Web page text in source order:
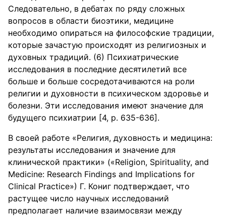
Следовательно, в дебатах по ряду сложных
вопросов в области биоэтики, медицине
необходимо опираться на философские традиции,
которые зачастую происходят из религиозных и
духовных традиций. (6) Психиатрические
исследования в последние десятилетий все
больше и больше сосредотачиваются на роли
религии и духовности в психическом здоровье и
болезни. Эти исследования имеют значение для
будущего психиатрии [4, р. 635-636].
В своей работе «Религия, духовность и медицина:
результаты исследования и значение для
клинической практики» («Religion, Spirituality, and
Medicine: Research Findings and Implications for
Clinical Practice») Г. Кониг подтверждает, что
растущее число научных исследований
предполагает наличие взаимосвязи между